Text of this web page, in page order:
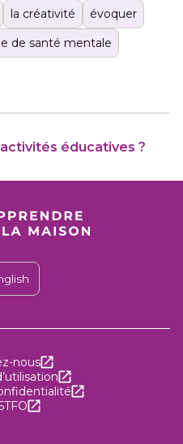
la créativité
évoquer
de santé mentale
éducatives ?
Discover the English version of
nous; ce lien s’ouvre dans
; ce lien s’ouvre
; ce lien s’ouvre
TFO; ce lien s’ouvre dans une